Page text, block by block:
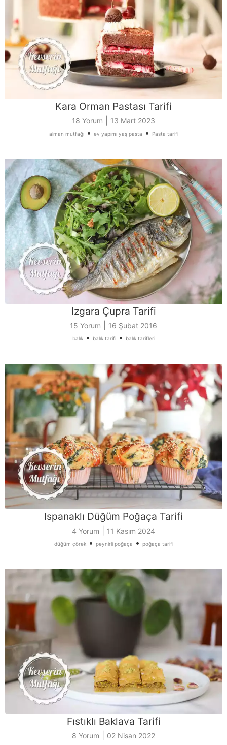
Kara Orman Pastası Tarifi
18 Yorum 13 Mart 2023
alman mutfağı• ev yapımı yaş pasta • Pasta tarifi
Izgara Çupra Tarifi
15 Yorum 16 Şubat 2016
balık• balık tarifi• balık tarifleri
Ispanaklı Düğüm Poğaça Tarifi
4 Yorum 11 Kasım 2024
düğüm çörek• peynirli poğaça • poğaça tarifi
Fıstıklı Baklava Tarifi
8 Yorum 02 Nisan 2022